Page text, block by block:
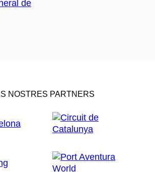
NOSTRES PARTNERS